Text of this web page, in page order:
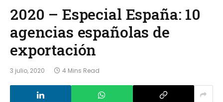
2020 – Especial España: 10
agencias españolas de
exportación
3 julio, 2020 4 Mins Read